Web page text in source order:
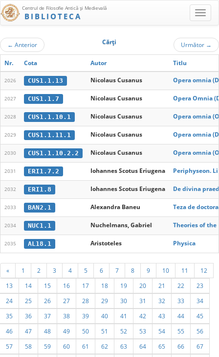
Centrul de Filosofie Antică şi Medievală
BIBLIOTECA
← Anterior Cărţi Următor →
Nr. Cota Autor Titlu
2026 CUS1.1.13 Nicolaus Cusanus Opera omnia
2027 CUS1.1.7 Nicolaus Cusanus Opera Omnia
2028 CUS1.1.10.1 Nicolaus Cusanus Opera omnia
2029 CUS1.1.11.1 Nicolaus Cusanus Opera omnia
2030 CUS1.1.10.2.2 Nicolaus Cusanus Opera omnia
2031 ERI1.7.2 Iohannes Scotus Eriugena Periphyseon.
2032 ERI1.8 Iohannes Scotus Eriugena De divina
2033 BAN2.1 Alexandra Baneu Teza de
2034 NUC1.1 Nuchelmans, Gabriel Theories of
2035 AL18.1 Aristoteles Physica
« 1 2 3 4 5 6 7 8 9 10 11
12
13
14 15 16 17 18 19 20 21 22
23
24
25 26 27 28 29 30 31 32 33
34
35
36 37 38 39 40 41 42 43 44
45
46
47 48 49 50 51 52 53 54 55
56
57
58 59 60 61 62 63 64 65 66
67